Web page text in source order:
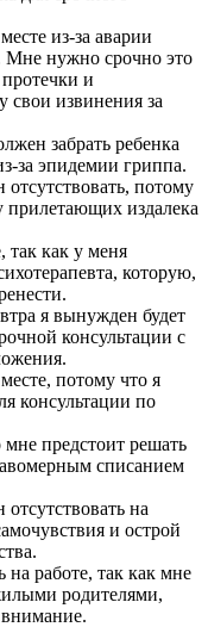
из-за аварии
Мне нужно срочно это
и
извинения за
забрать ребенка
за эпидемии гриппа.
потому
прилетающих издалека
так как у меня
которую,
я вынужден будет
консультации с
потому что я
консультации по
мне предстоит решать
списанием
на
и острой
на работе, так как мне
родителями,